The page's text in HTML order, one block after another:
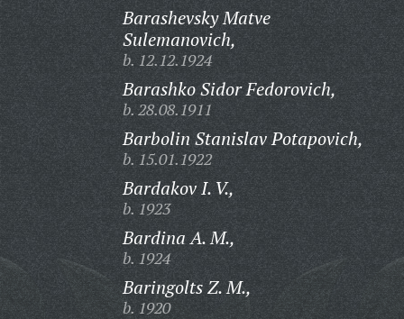
Barashevsky Matve
Sulemanovich,
b. 12.12.1924
Barashko Sidor Fedorovich,
b. 28.08.1911
Barbolin Stanislav Potapovich,
b. 15.01.1922
Bardakov I. V.,
b. 1923
Bardina A. M.,
b. 1924
Baringolts Z. M.,
b. 1920